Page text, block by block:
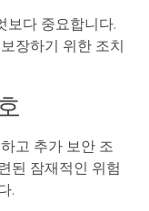
보다 중요합니다.
장하기 위한 조치
고 추가 보안 조
된 잠재적인 위험
.